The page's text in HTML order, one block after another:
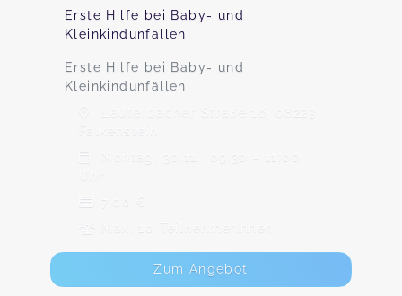
Erste Hilfe bei Baby- und
Kleinkindunfällen
Erste Hilfe bei Baby- und
Kleinkindunfällen
Lauterbacher Straße 16, 08223
Falkenstein
Montag, 30.11., 09:30 - 11:00
7,00 €
Max. 10 TeilnehmerInnen
Zum Angebot